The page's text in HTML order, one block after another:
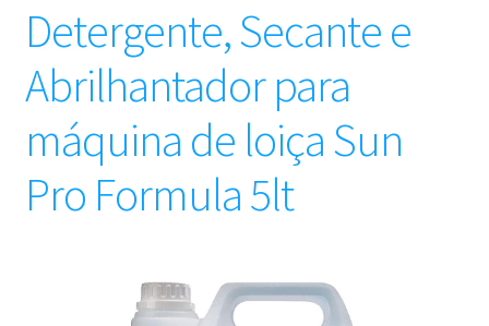
Área de cliente
Português
Detergente, Secante e
Abrilhantador para
máquina de loiça Sun
Pro Formula 5lt